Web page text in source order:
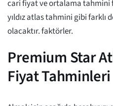
cari fiyat ve ortalama tahmini
yıldız atlas tahmini gibi farklı
olacaktır. faktörler.
Premium Star
Fiyat Tahminleri